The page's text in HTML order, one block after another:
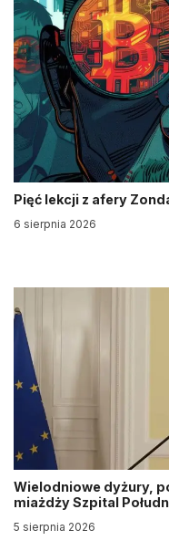
Pięć lekcji z afery
6 sierpnia 2026
Wielodniowe dyżury,
miażdży Szpital
5 sierpnia 2026